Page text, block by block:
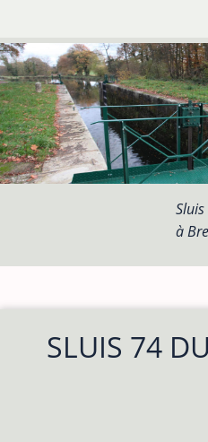
naar
de
inhoud
gaan
à
SLUIS 74